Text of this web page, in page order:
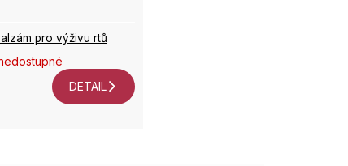
pro výživu rtů
DETAIL